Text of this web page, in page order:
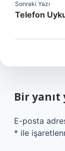
Sonraki Yazı
Telefon
Bir yanıt
E-posta
* ile